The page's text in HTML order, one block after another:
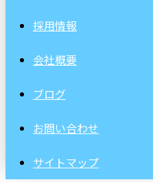
採用情報
会社概要
ブログ
お問い合わせ
サイトマップ